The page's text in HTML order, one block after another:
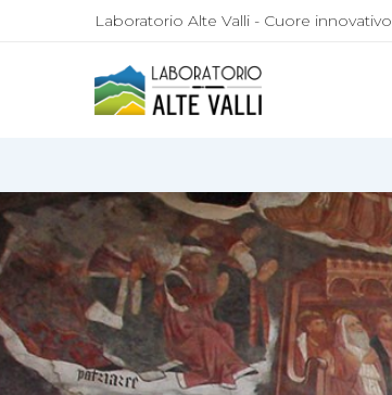
Laboratorio Alte Valli - Cuore innovativo